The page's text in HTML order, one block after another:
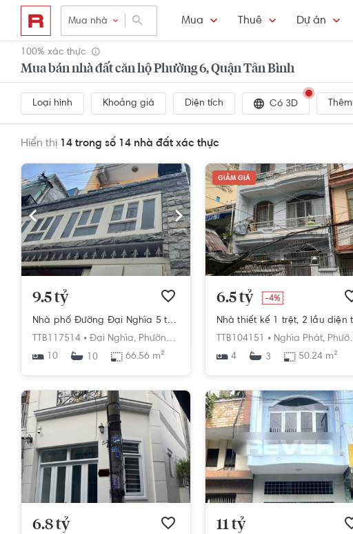
Mua nhà Mua Thuê Dự án
100% xác thực
Mua bán nhà đất căn hộ Phường 6, Quận Tân Bình
Loại hình Khoảng giá Diện tích Có 3D Thêm
Hiển thị 14 trong số 14 nhà đất xác thực
9.5 tỷ
Nhà phố Đường Đại Nghĩa 5 tầng diện tích 66.56m² hướng tây bắc pháp lý sổ hồng
TTB117514 • Đại Nghĩa, Phường 6, Tân Bình, Hồ Chí Minh
10
10 66.56 m²
GIẢM GIÁ
6.5 tỷ -4%
TTB104151 • Nghĩa Phát, Phường 6,
4
3 50.24 m²
6.8 tỷ 11 tỷ